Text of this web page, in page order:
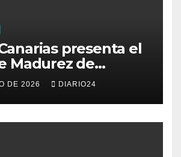
presenta el
Madurez de
de Canarias: una
y mediano
del archipiélago
DE 2026 DIARIO24